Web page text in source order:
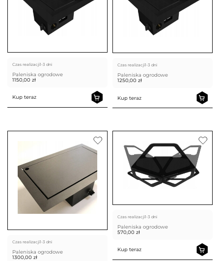
Czas realizacji1-3 dni
Paleniska ogrodowe
1150,00 zł
Kup teraz
Czas realizacji1-3 dni
Paleniska ogrodowe
1250,00 zł
Kup teraz
Czas realizacji1-3 dni
Paleniska ogrodowe
1300,00 zł
Czas realizacji1-3 dni
Paleniska ogrodowe
570,00 zł
Kup teraz